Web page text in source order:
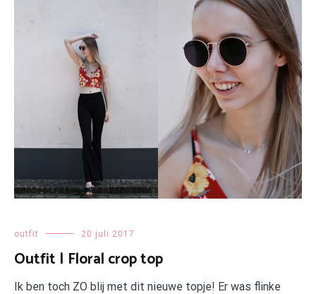
outfit 20 juli 2017
Outfit | Floral crop top
Ik ben toch ZO blij met dit nieuwe topje! Er was flinke